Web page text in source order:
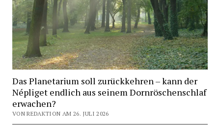
Das Planetarium soll zurückkehren – kann der
Népliget endlich aus seinem Dornröschenschlaf
erwachen?
VON REDAKTION AM 26. JULI 2026